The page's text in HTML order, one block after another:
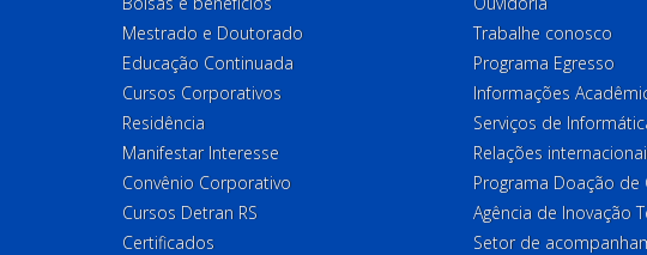
Mestrado e Doutorado
Educação Continuada
Cursos Corporativos
Residência
Manifestar Interesse
Convênio Corporativo
Cursos Detran RS
Certificados
Trabalhe conosco
Programa Egresso
Informações
Serviços de
Relações
Programa Doação de
Agência de Inovação
Setor de